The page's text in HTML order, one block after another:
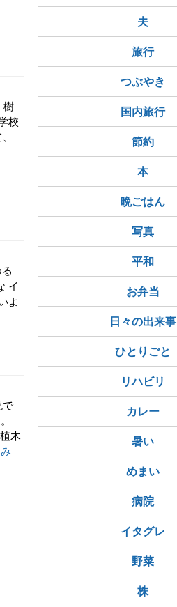
樹
校
イ
よ
で
木
夫
旅行
つぶやき
国内旅行
節約
本
晩ごはん
写真
平和
お弁当
日々の出来事
ひとりごと
リハビリ
カレー
暑い
めまい
病院
イタグレ
野菜
株